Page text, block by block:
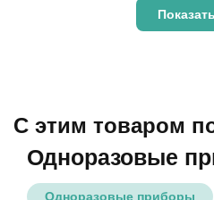
С этим товаром
Одноразовые
Одноразовые приборы